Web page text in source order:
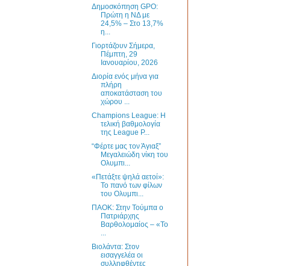
Δημοσκόπηση GPO:
Πρώτη η ΝΔ με
24,5% – Στο 13,7%
η...
Γιορτάζουν Σήμερα,
Πέμπτη, 29
Ιανουαρίου, 2026
Διορία ενός μήνα για
πλήρη
αποκατάσταση του
χώρου ...
Champions League: Η
τελική βαθμολογία
της League P...
“Φέρτε μας τον Άγιαξ”
Μεγαλειώδη νίκη του
Ολυμπι...
«Πετάξτε ψηλά αετοί»:
Το πανό των φίλων
του Ολυμπι...
ΠΑΟΚ: Στην Τούμπα ο
Πατριάρχης
Βαρθολομαίος – «Το
...
Βιολάντα: Στον
εισαγγελέα οι
συλληφθέντες